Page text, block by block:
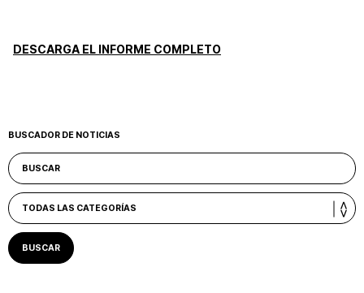
DESCARGA EL INFORME COMPLETO
BUSCADOR DE NOTICIAS